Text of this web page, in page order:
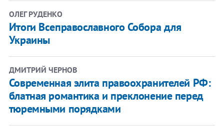
ОЛЕГ РУДЕНКО
Итоги Всеправославного Собора для
Украины
ДМИТРИЙ ЧЕРНОВ
Современная элита правоохранителей РФ:
блатная романтика и преклонение перед
тюремными порядками